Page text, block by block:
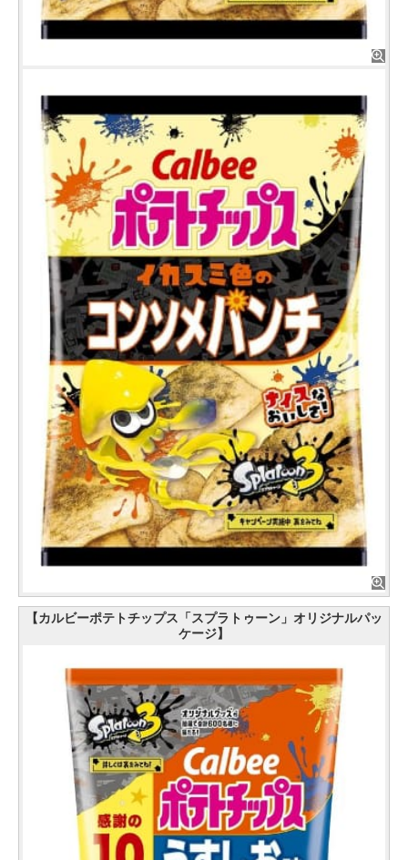
【カルビーポテトチップス「スプラトゥーン」オリジナルパッ
ケージ】